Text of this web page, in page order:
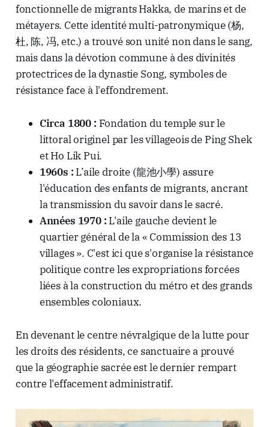
fonctionnelle de migrants Hakka, de marins et de
métayers. Cette identité multi-patronymique (杨,
杜, 陈, 冯, etc.) a trouvé son unité non dans le sang,
mais dans la dévotion commune à des divinités
protectrices de la dynastie Song, symboles de
résistance face à l'effondrement.
Circa 1800 : Fondation du temple sur le
littoral originel par les villageois de Ping Shek
et Ho Lik Pui.
1960s : L’aile droite (龍池小學) assure
l'éducation des enfants de migrants, ancrant
la transmission du savoir dans le sacré.
Années 1970 : L'aile gauche devient le
quartier général de la « Commission des 13
villages ». C'est ici que s'organise la résistance
politique contre les expropriations forcées
liées à la construction du métro et des grands
ensembles coloniaux.
En devenant le centre névralgique de la lutte pour
les droits des résidents, ce sanctuaire a prouvé
que la géographie sacrée est le dernier rempart
contre l'effacement administratif.